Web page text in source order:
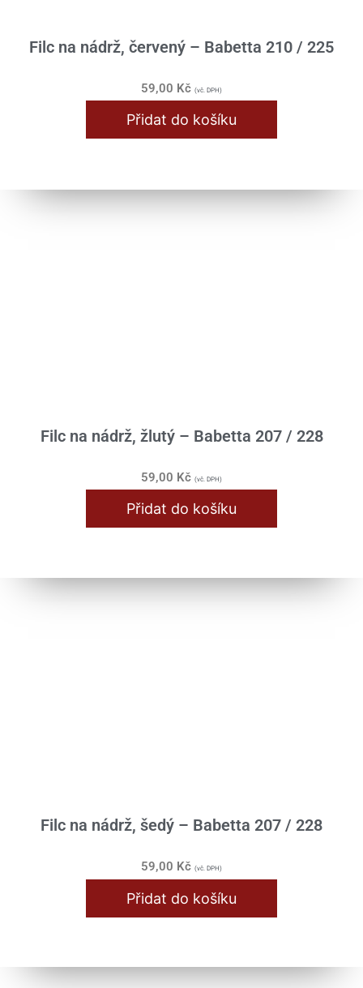
Filc na nádrž, červený – Babetta 210 / 225
59,00 Kč (vč. DPH)
Přidat do košíku
Filc na nádrž, žlutý – Babetta 207 / 228
59,00 Kč (vč. DPH)
Přidat do košíku
Filc na nádrž, šedý – Babetta 207 / 228
59,00 Kč (vč. DPH)
Přidat do košíku